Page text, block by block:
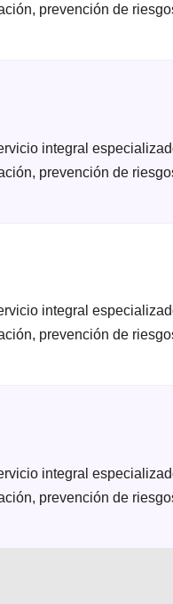
prevención de
integral
prevención de
integral
prevención de
integral
prevención de